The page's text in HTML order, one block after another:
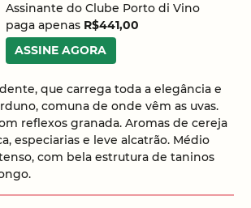
Assinante do Clube Porto di Vino
paga apenas R$441,00
ASSINE AGORA
que carrega toda a elegância e
comuna de onde vêm as uvas.
reflexos granada. Aromas de cereja
especiarias e leve alcatrão. Médio
com bela estrutura de taninos